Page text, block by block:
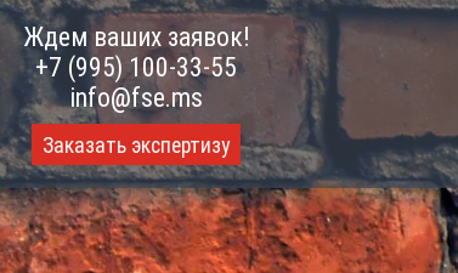
Ждем ваших заявок!
+7 (995) 100-33-55
info@fse.ms
Заказать экспертизу